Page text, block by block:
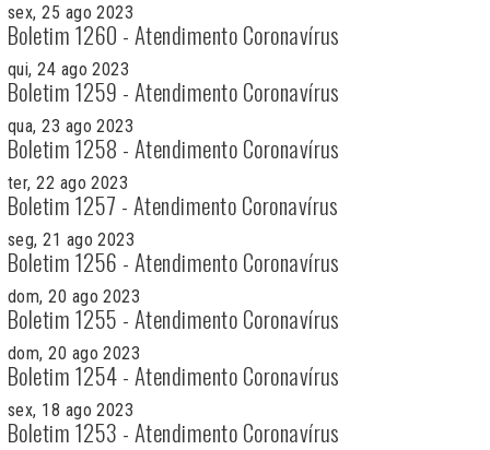
sex, 25 ago 2023
Boletim 1260 - Atendimento Coronavírus
qui, 24 ago 2023
Boletim 1259 - Atendimento Coronavírus
qua, 23 ago 2023
Boletim 1258 - Atendimento Coronavírus
ter, 22 ago 2023
Boletim 1257 - Atendimento Coronavírus
seg, 21 ago 2023
Boletim 1256 - Atendimento Coronavírus
dom, 20 ago 2023
Boletim 1255 - Atendimento Coronavírus
dom, 20 ago 2023
Boletim 1254 - Atendimento Coronavírus
sex, 18 ago 2023
Boletim 1253 - Atendimento Coronavírus